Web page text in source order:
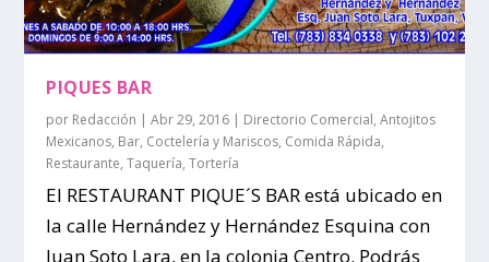
PIQUES BAR
por Redacción |Abr 29, 2016 | Directorio Comercial,Antojitos
Mexicanos, Bar, Coctelería y Mariscos, Comida Rápida,
Restaurante,Taquería,Tortería
El RESTAURANT PIQUE´S BAR está ubicado en
la calle Hernández y Hernández Esquina con
Juan Soto Lara, en la colonia Centro. Podrás